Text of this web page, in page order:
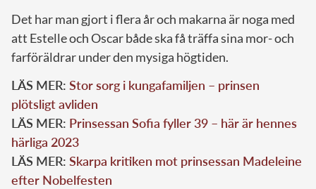
Det har man gjort i flera år och makarna är noga med
att Estelle och Oscar både ska få träffa sina mor- och
farföräldrar under den mysiga högtiden.
LÄS MER: Stor sorg i kungafamiljen – prinsen
plötsligt avliden
LÄS MER: Prinsessan Sofia fyller 39 – här är hennes
härliga 2023
LÄS MER: Skarpa kritiken mot prinsessan Madeleine
efter Nobelfesten